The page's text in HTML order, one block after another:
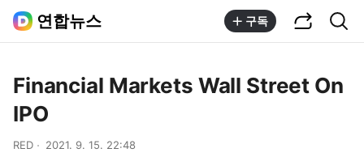
연합뉴스 구독
Financial Markets Wall Street On
IPO
RED 2021. 9. 15. 22:48